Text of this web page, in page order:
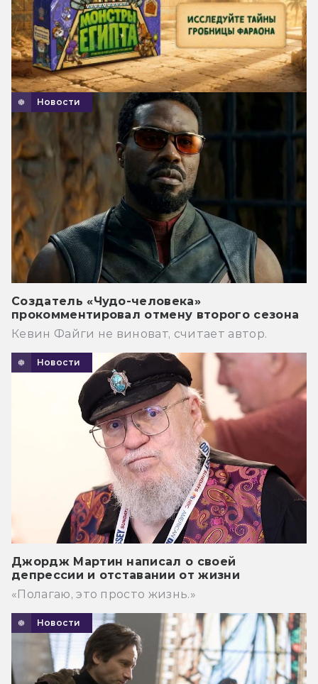
Новости
Создатель «Чудо-человека»
прокомментировал отмену второго сезона
Кевин Файги не виноват, считает автор.
Новости
Джордж Мартин написал о своей
депрессии и отставании от жизни
«Полагаю, это просто жизнь.»
Новости